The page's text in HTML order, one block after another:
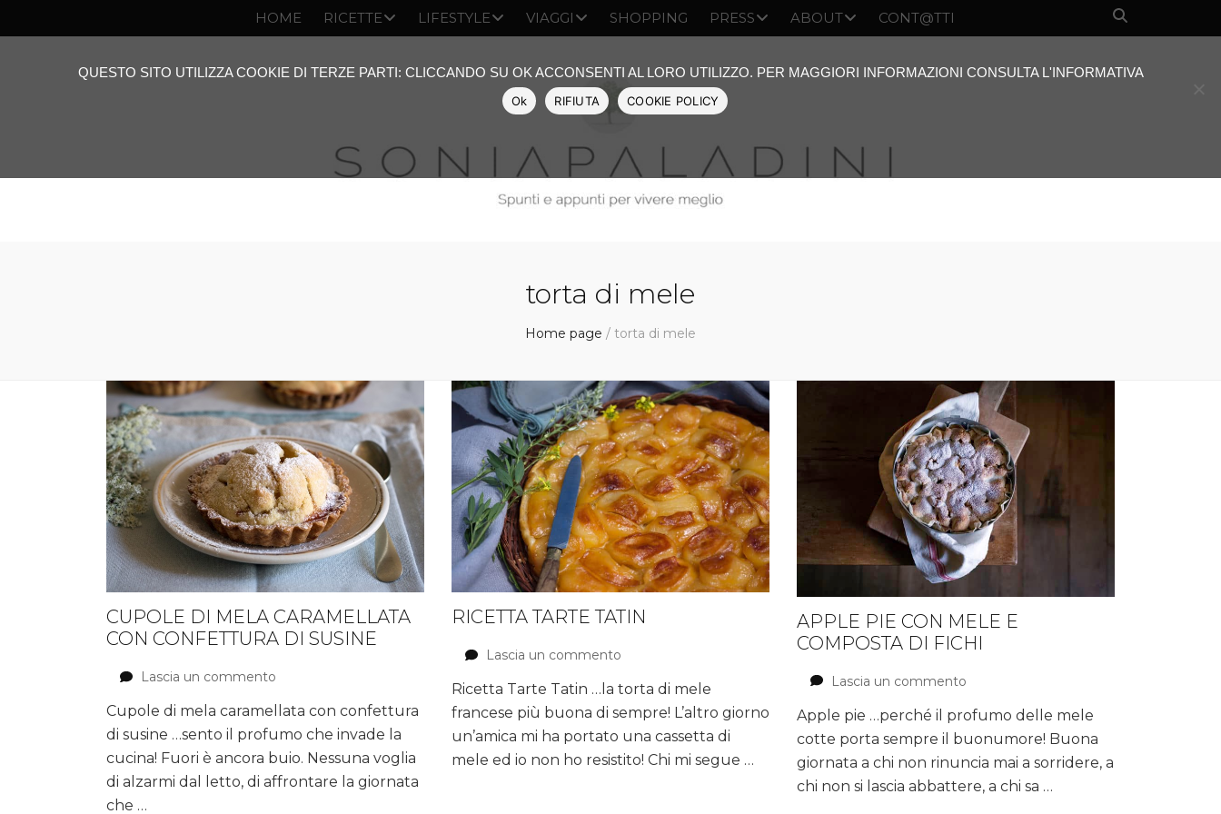
HOME RICETTE LIFESTYLE VIAGGI SHOPPING PRESS ABOUT CONT@TTI
torta di mele
Home page / torta di mele
CUPOLE DI MELA CARAMELLATA
CON CONFETTURA DI SUSINE
Lascia un commento
di
mela
caramellata
con
confettura
Cupole di mela caramellata con confettura
di susine …sento il profumo che invade la
cucina! Fuori è ancora buio. Nessuna voglia
di alzarmi dal letto, di affrontare la giornata
che …
RICETTA TARTE TATIN
Lascia un commento
TARTE
TATIN
Ricetta Tarte Tatin …la torta di mele
francese più buona di sempre! L’altro giorno
un’amica mi ha portato una cassetta di
mele ed io non ho resistito! Chi mi segue …
APPLE PIE CON MELE E
COMPOSTA DI FICHI
Lascia un commento
pie
con
mele
composta
Apple pie …perché il profumo delle mele
cotte porta sempre il buonumore! Buona
giornata a chi non rinuncia mai a sorridere, a
chi non si lascia abbattere, a chi sa …
QUESTO SITO UTILIZZA COOKIE DI TERZE PARTI: CLICCANDO SU OK ACCONSENTI AL LORO UTILIZZO. PER MAGGIORI INFORMAZIONI CONSULTA L'INFORMATIVA
Ok RIFIUTA COOKIE POLICY